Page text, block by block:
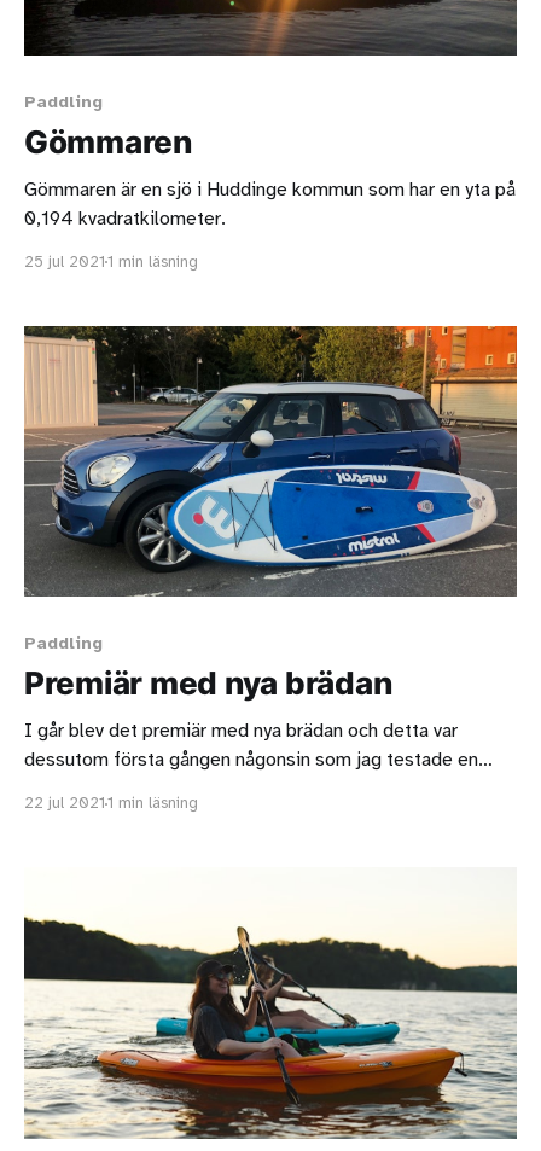
Paddling
Gömmaren
Gömmaren är en sjö i Huddinge kommun som har en yta på
0,194 kvadratkilometer.
25 jul 20211 min läsning
Paddling
Premiär med nya brädan
I går blev det premiär med nya brädan och detta var
dessutom första gången någonsin som jag testade en
enkelt för mig att ta mig dit. Det är helt okej där men
22 jul 20211 min läsning